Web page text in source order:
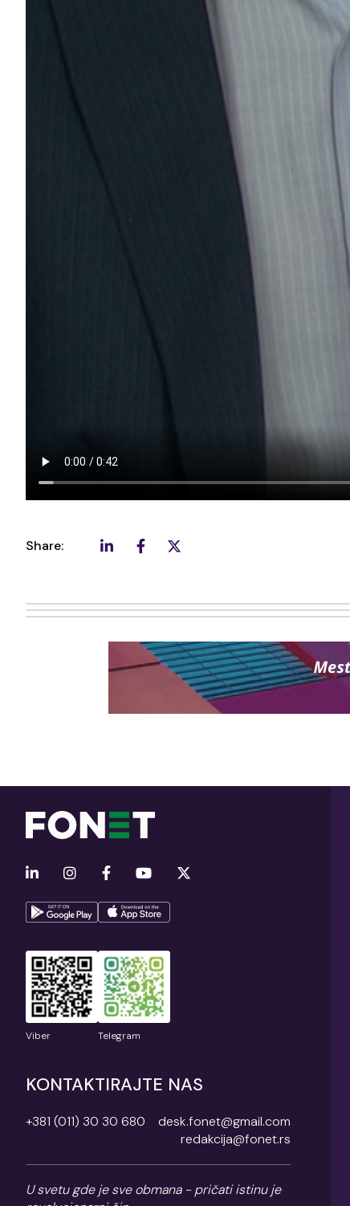
Share:
Viber Telegram
KONTAKTIRAJTE NAS
+381 (011) 30 30 680
desk.fonet@gmail.com
redakcija@fonet.rs
U svetu gde je sve obmana - pričati istinu je